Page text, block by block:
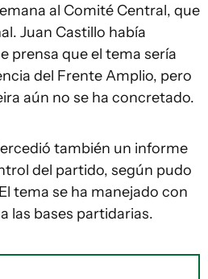
al Comité Central, que
Juan Castillo había
prensa que el tema sería
del Frente Amplio, pero
aún no se ha concretado.
también un informe
del partido, según pudo
tema se ha manejado con
las bases partidarias.